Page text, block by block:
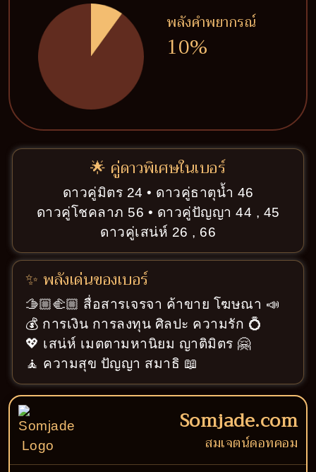
พลังคำพยากรณ์
10%
🌟 คู่ดาวพิเศษในเบอร์
ดาวคู่มิตร 24 • ดาวคู่ธาตุน้ำ 46
ดาวคู่โชคลาภ 56 • ดาวคู่ปัญญา 44 , 45
ดาวคู่เสน่ห์ 26 , 66
✨ พลังเด่นของเบอร์
🫱🏼‍🫲🏼 สื่อสารเจรจา ค้าขาย โฆษณา 📣
💰 การเงิน การลงทุน ศิลปะ ความรัก 💍
💖 เสน่ห์ เมตตามหานิยม ญาติมิตร 🤗
🧘 ความสุข ปัญญา สมาธิ 📖
Somjade.com
สมเจตน์ดอทคอม